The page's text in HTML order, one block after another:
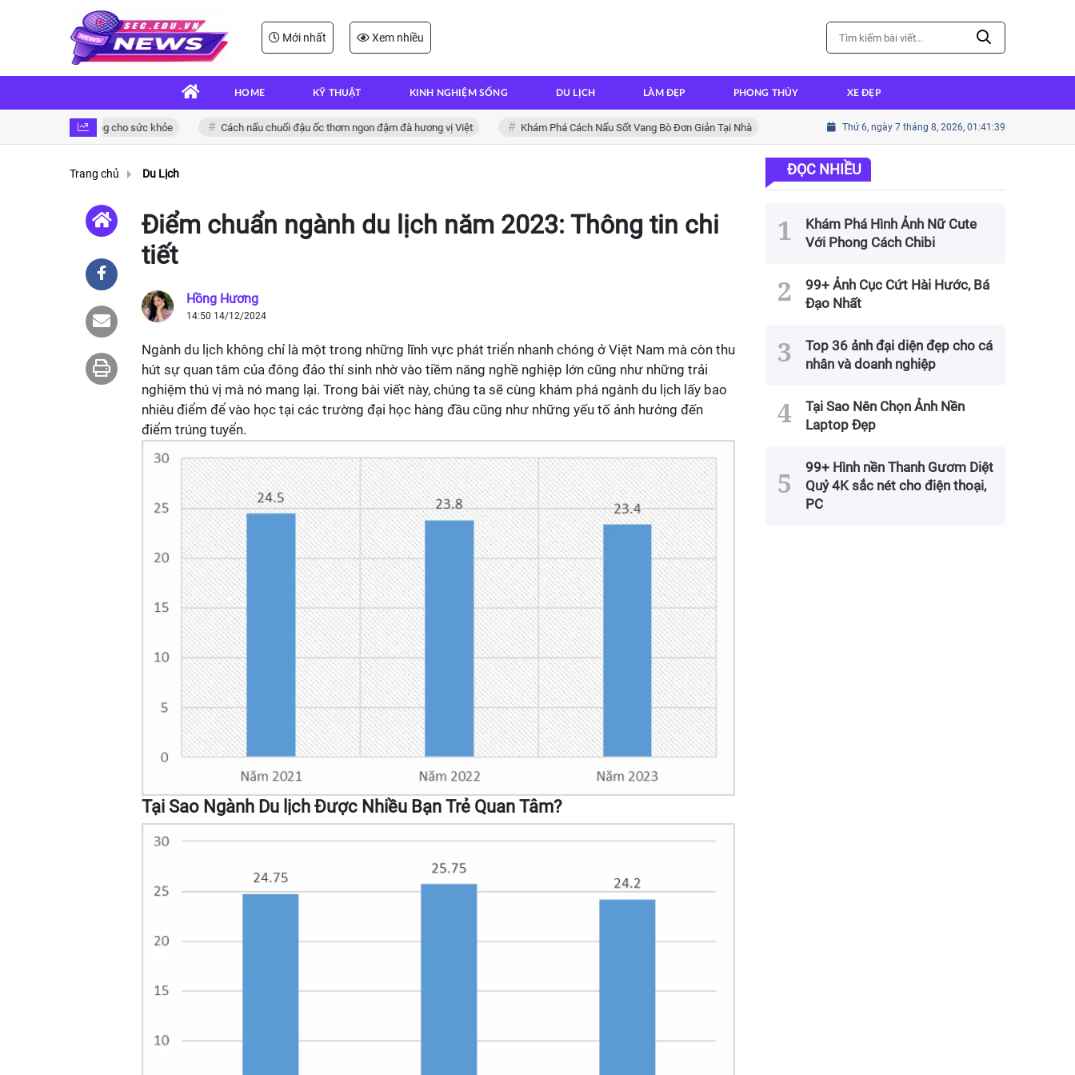
Mới nhất Xem nhiều
HOME KỸ THUẬT KINH NGHIỆM SỐNG DU LỊCH LÀM ĐẸP PHONG THỦY XE ĐẸP
ngon và bổ dưỡng cho sức khỏe Cách nấu chuối đậu ốc thơm ngon đậm đà hương vị Việt Khám Phá Cách Nấu Sốt Vang Bò Đơn Giản Tại Nhà Cách nấu cháo ếch thơm ngon đậm đà hương vị
Thứ 6, ngày 7 tháng 8, 2026, 01:41:40
Trang chủ Du Lịch
Điểm chuẩn ngành du lịch năm 2023: Thông tin chi
tiết
Hồng Hương
14:50 14/12/2024
Ngành du lịch không chỉ là một trong những lĩnh vực phát triển nhanh chóng ở Việt Nam mà còn thu
hút sự quan tâm của đông đảo thí sinh nhờ vào tiềm năng nghề nghiệp lớn cũng như những trải
nghiệm thú vị mà nó mang lại. Trong bài viết này, chúng ta sẽ cùng khám phá ngành du lịch lấy bao
nhiêu điểm để vào học tại các trường đại học hàng đầu cũng như những yếu tố ảnh hưởng đến
điểm trúng tuyển.
Tại Sao Ngành Du lịch Được Nhiều Bạn Trẻ Quan Tâm?
ĐỌC NHIỀU
Khám Phá Hình Ảnh Nữ Cute
Với Phong Cách Chibi
99+ Ảnh Cục Cứt Hài Hước, Bá
Đạo Nhất
Top 36 ảnh đại diện đẹp cho cá
nhân và doanh nghiệp
Tại Sao Nên Chọn Ảnh Nền
Laptop Đẹp
99+ Hình nền Thanh Gươm Diệt
Quỷ 4K sắc nét cho điện thoại,
PC